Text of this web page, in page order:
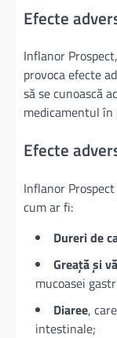
Efecte
Inflanor
provoca efecte
să se cunoască
medicamentul
Efecte
Inflanor
cum ar fi:
Dureri de
Greață și
mucoasei
Diaree,
intestinale;